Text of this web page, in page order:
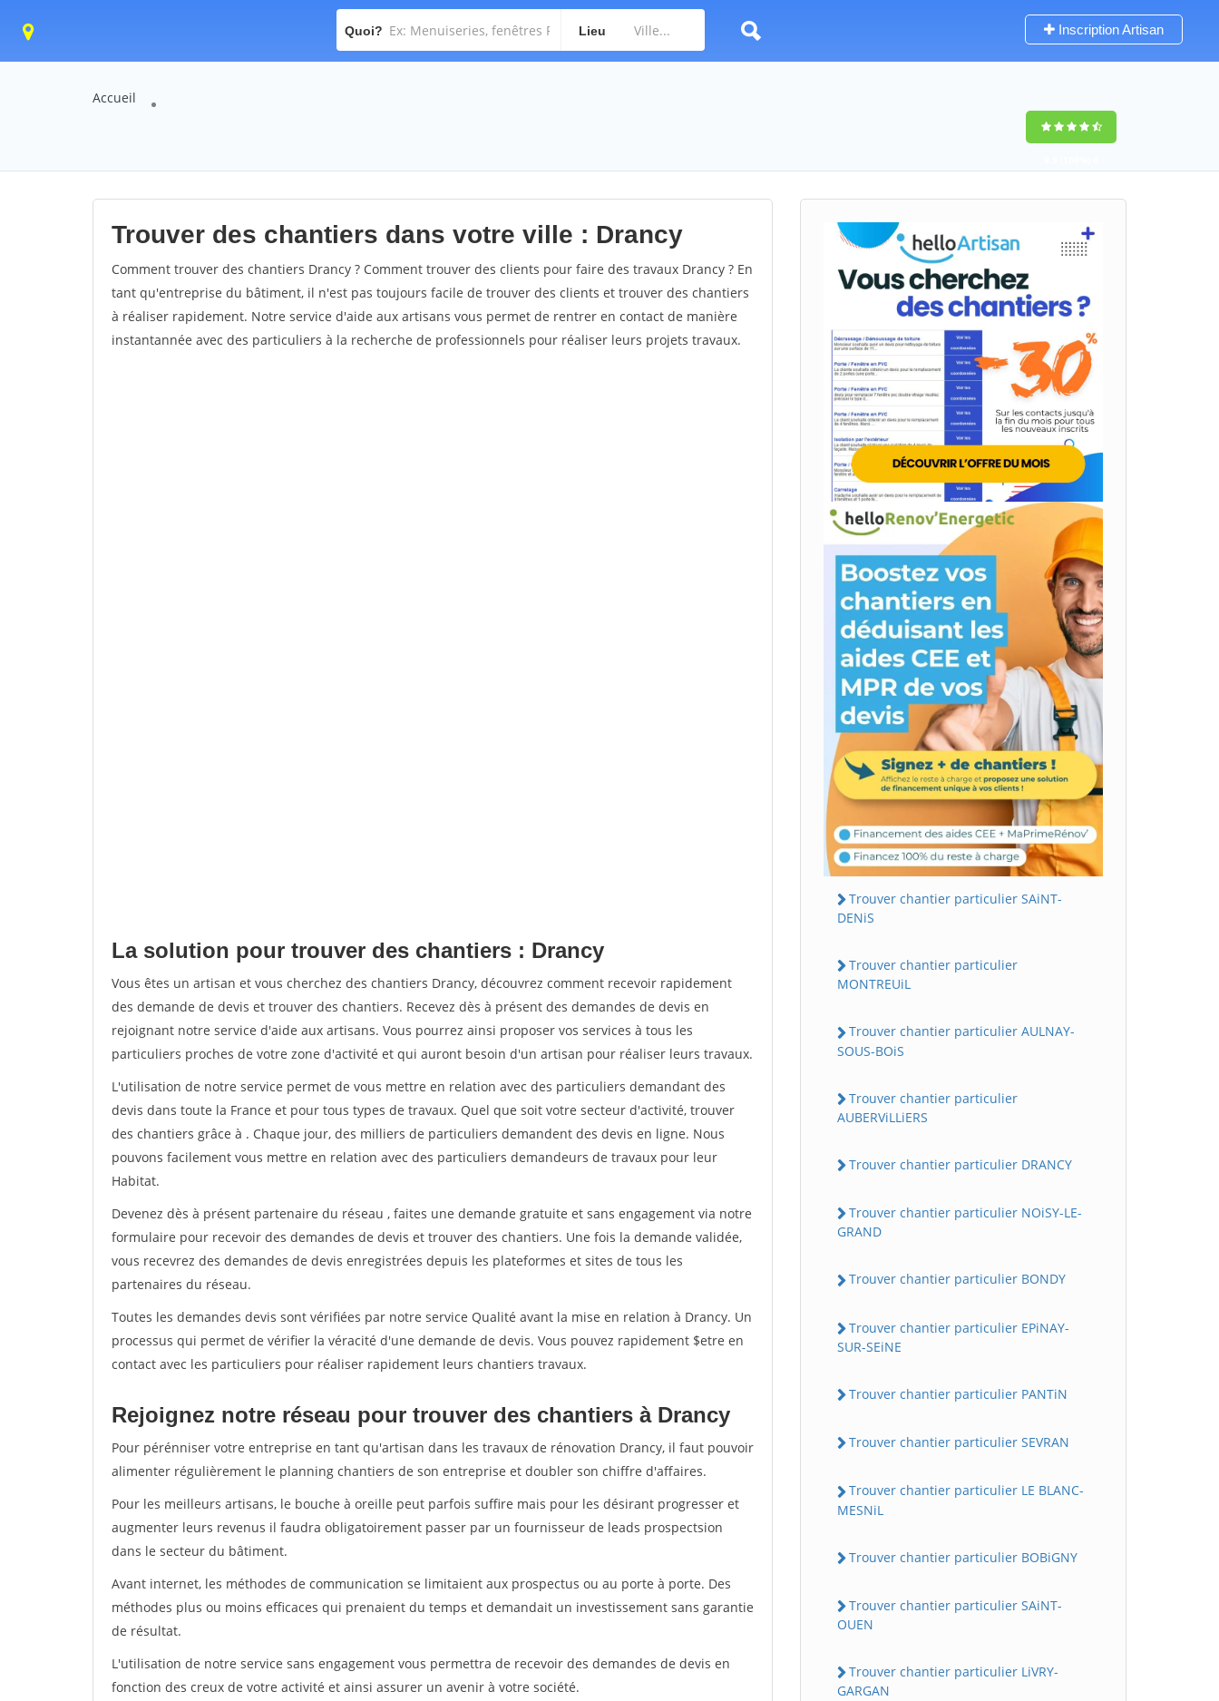
Quoi? Lieu Inscription Artisan
Accueil
Trouver des chantiers dans votre ville : Drancy
Comment trouver des chantiers Drancy ? Comment trouver des clients pour faire des travaux Drancy ? En
tant qu'entreprise du bâtiment, il n'est pas toujours facile de trouver des clients et trouver des chantiers
à réaliser rapidement. Notre service d'aide aux artisans vous permet de rentrer en contact de manière
instantannée avec des particuliers à la recherche de professionnels pour réaliser leurs projets travaux.
La solution pour trouver des chantiers : Drancy
Vous êtes un artisan et vous cherchez des chantiers Drancy, découvrez comment recevoir rapidement
des demande de devis et trouver des chantiers. Recevez dès à présent des demandes de devis en
rejoignant notre service d'aide aux artisans. Vous pourrez ainsi proposer vos services à tous les
particuliers proches de votre zone d'activité et qui auront besoin d'un artisan pour réaliser leurs travaux.
L'utilisation de notre service permet de vous mettre en relation avec des particuliers demandant des
devis dans toute la France et pour tous types de travaux. Quel que soit votre secteur d'activité, trouver
des chantiers grâce à . Chaque jour, des milliers de particuliers demandent des devis en ligne. Nous
pouvons facilement vous mettre en relation avec des particuliers demandeurs de travaux pour leur
Habitat.
Devenez dès à présent partenaire du réseau , faites une demande gratuite et sans engagement via notre
formulaire pour recevoir des demandes de devis et trouver des chantiers. Une fois la demande validée,
vous recevrez des demandes de devis enregistrées depuis les plateformes et sites de tous les
partenaires du réseau.
Toutes les demandes devis sont vérifiées par notre service Qualité avant la mise en relation à Drancy. Un
processus qui permet de vérifier la véracité d'une demande de devis. Vous pouvez rapidement $etre en
contact avec les particuliers pour réaliser rapidement leurs chantiers travaux.
Rejoignez notre réseau pour trouver des chantiers à Drancy
Pour pérénniser votre entreprise en tant qu'artisan dans les travaux de rénovation Drancy, il faut pouvoir
alimenter régulièrement le planning chantiers de son entreprise et doubler son chiffre d'affaires.
Pour les meilleurs artisans, le bouche à oreille peut parfois suffire mais pour les désirant progresser et
augmenter leurs revenus il faudra obligatoirement passer par un fournisseur de leads prospectsion
dans le secteur du bâtiment.
Avant internet, les méthodes de communication se limitaient aux prospectus ou au porte à porte. Des
méthodes plus ou moins efficaces qui prenaient du temps et demandait un investissement sans garantie
de résultat.
L'utilisation de notre service sans engagement vous permettra de recevoir des demandes de devis en
fonction des creux de votre activité et ainsi assurer un avenir à votre société.
Trouver chantier particulier SAiNT-
DENiS
Trouver chantier particulier
MONTREUiL
Trouver chantier particulier AULNAY-
SOUS-BOiS
Trouver chantier particulier
AUBERViLLiERS
Trouver chantier particulier DRANCY
Trouver chantier particulier NOiSY-LE-
GRAND
Trouver chantier particulier BONDY
Trouver chantier particulier EPiNAY-
SUR-SEiNE
Trouver chantier particulier PANTiN
Trouver chantier particulier SEVRAN
Trouver chantier particulier LE BLANC-
MESNiL
Trouver chantier particulier BOBiGNY
Trouver chantier particulier SAiNT-
OUEN
Trouver chantier particulier LiVRY-
GARGAN